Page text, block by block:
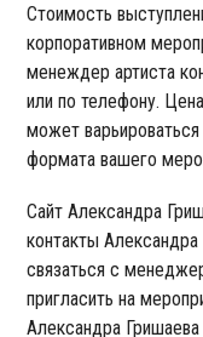
Стоимость
корпоративном
менеждер артиста
или по телефону.
может
формата вашего
Сайт Александра
контакты
связаться с
пригласить на
Александра